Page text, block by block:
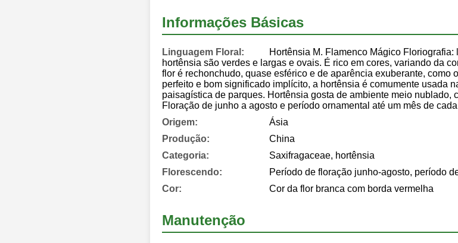
Informações Básicas
Linguagem Floral:
Hortênsia M. Flamenco Mágico
hortênsia são verdes e largas e ovais. É rico em cores, variando da
flor é rechonchudo, quase esférico e de aparência exuberante, como
perfeito e bom significado implícito, a hortênsia é comumente usada
paisagística de parques. Hortênsia gosta de ambiente meio nublado,
Floração de junho a agosto e período ornamental até um mês de
Origem:
Ásia
Produção:
China
Categoria:
Saxifragaceae, hortênsia
Florescendo:
Período de floração junho-agosto, período
Cor:
Cor da flor branca com borda vermelha
Manutenção